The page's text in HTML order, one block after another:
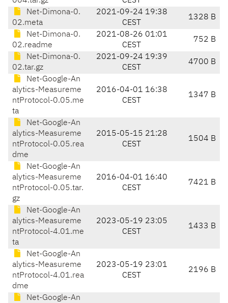
Net-Dimona-0.
02.meta
2021-09-24 19:38
CEST
1328 B
Net-Dimona-0.
02.readme
2021-08-26 01:01
CEST
752 B
Net-Dimona-0.
02.tar.gz
2021-09-24 19:39
CEST
4700 B
Net-Google-An
alytics-Measureme
ntProtocol-0.05.me
ta
2016-04-01 16:38
CEST
1347 B
Net-Google-An
alytics-Measureme
ntProtocol-0.05.rea
dme
2015-05-15 21:28
CEST
1504 B
Net-Google-An
alytics-Measureme
ntProtocol-0.05.tar.
gz
2016-04-01 16:40
CEST
7421 B
Net-Google-An
alytics-Measureme
ntProtocol-4.01.me
ta
2023-05-19 23:05
CEST
1433 B
Net-Google-An
alytics-Measureme
ntProtocol-4.01.rea
dme
2023-05-19 23:01
CEST
2196 B
Net-Google-An